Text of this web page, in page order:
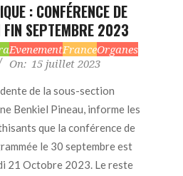
: CONFÉRENCE DE
FIN SEPTEMBRE 2023
EvenementFranceOrganes
On: 15 juillet 2023
de la sous-section
Benkiel Pineau, informe les
que la conférence de
le 30 septembre est
21 Octobre 2023. Le reste